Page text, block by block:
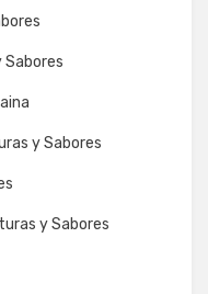
Sabores
y Sabores
y Sabores